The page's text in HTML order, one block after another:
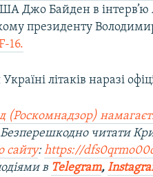
Джо Байден в інтерв’ю
президенту
16.
літаків наразі
(Роскомнадзор)
читати
сайту:https://
в Telegram,